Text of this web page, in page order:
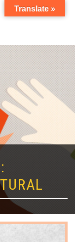
Translate »